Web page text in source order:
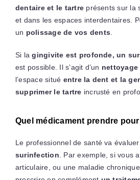
dentaire et le tartre présents sur la
et dans les espaces interdentaires.
un polissage de vos dents
Si lagingivite est profonde, un
est possible. Il s’agit d’un
l’espace situé entre la dent et la
supprimer le tartre incrusté en
Quel médicament prendre
Le professionnel de santé va
surinfection . Par exemple, si vous
articulaire, ou une maladie